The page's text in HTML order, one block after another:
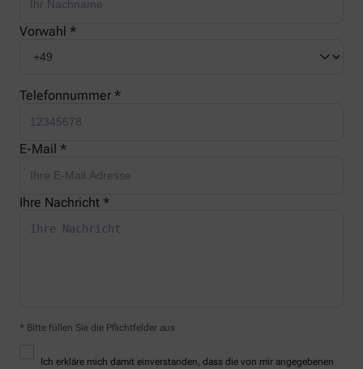
Vorwahl *
Telefonnummer *
E-Mail *
Ihre Nachricht *
* Bitte füllen Sie die Pflichtfelder aus
Ich erkläre mich damit einverstanden, dass die von mir angegebenen